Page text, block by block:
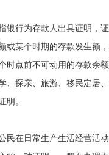
银行为存款人出具证明，
或某个时期的存款发生额
时点前不可动用的存款余
、探亲、旅游、移民定居
明。
民在日常生产生活经营活